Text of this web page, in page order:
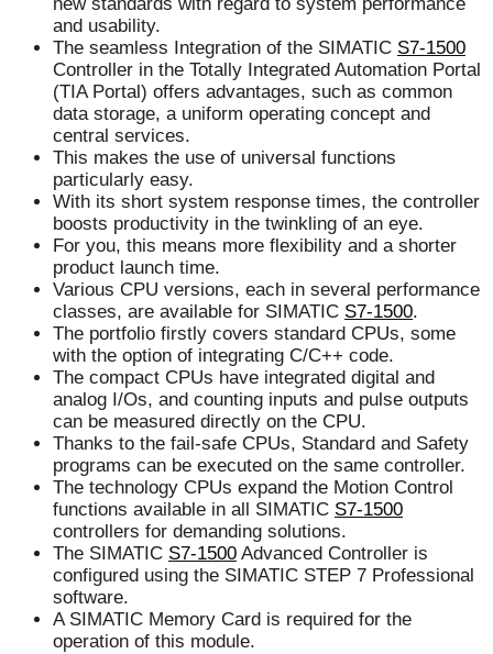
and usability.
The seamless Integration of the SIMATIC S7-1500
Controller in the Totally Integrated Automation Portal
(TIA Portal) offers advantages, such as common
data storage, a uniform operating concept and
central services.
This makes the use of universal functions
particularly easy.
With its short system response times, the controller
boosts productivity in the twinkling of an eye.
For you, this means more flexibility and a shorter
product launch time.
Various CPU versions, each in several performance
classes, are available for SIMATIC S7-1500.
The portfolio firstly covers standard CPUs, some
with the option of integrating C/C++ code.
The compact CPUs have integrated digital and
analog I/Os, and counting inputs and pulse outputs
can be measured directly on the CPU.
Thanks to the fail-safe CPUs, Standard and Safety
programs can be executed on the same controller.
The technology CPUs expand the Motion Control
functions available in all SIMATIC S7-1500
controllers for demanding solutions.
The SIMATIC S7-1500 Advanced Controller is
configured using the SIMATIC STEP 7 Professional
software.
A SIMATIC Memory Card is required for the
operation of this module.